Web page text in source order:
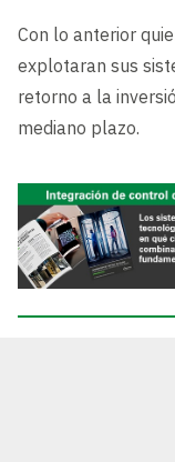
Con lo anterior
explotaran sus
retorno a la
mediano plazo.